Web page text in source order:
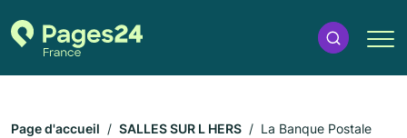
Page d'accueil SALLES SUR L HERS La Banque Postale